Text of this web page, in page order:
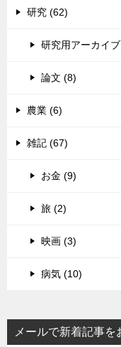
研究 (62)
研究用アーカイ
論文 (8)
農業 (6)
雑記 (67)
お金 (9)
旅 (2)
映画 (3)
病気 (10)
メールで新着記事を